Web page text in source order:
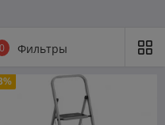
0 Фильтры